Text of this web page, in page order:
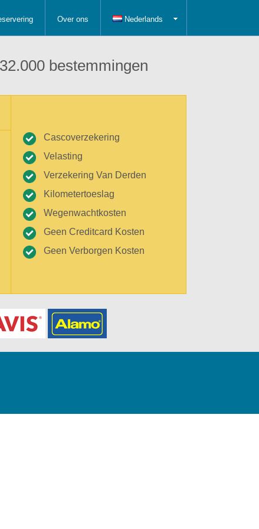
Over ons Nederlands
bestemmingen
Cascoverzekering
Velasting
Verzekering Van Derden
Kilometertoeslag
Wegenwachtkosten
Geen Creditcard Kosten
Geen Verborgen Kosten